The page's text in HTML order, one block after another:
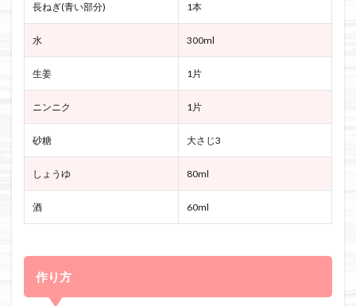
長ねぎ(青い部分) 1本
水 300ml
生姜 1片
ニンニク 1片
砂糖 大さじ3
しょうゆ 80ml
酒 60ml
作り方